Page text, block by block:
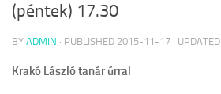
(péntek) 17.30
BY ADMIN · PUBLISHED 2015-11-17 · UPDATED
Krakó László tanár úrral